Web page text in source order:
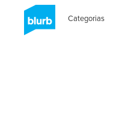
Categorias